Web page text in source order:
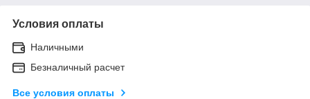
Условия оплаты
Наличными
Безналичный расчет
Все условия оплаты